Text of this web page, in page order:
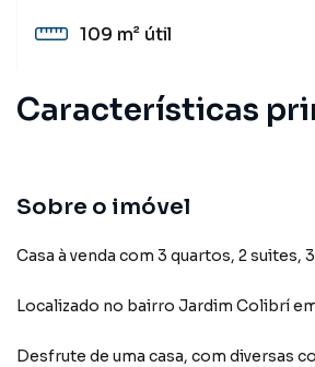
109 m² útil
Características
Sobre o imóvel
Casa à venda com 3 quartos, 2 suites,
Localizado no bairro Jardim Colibrí
Desfrute de uma casa, com diversas